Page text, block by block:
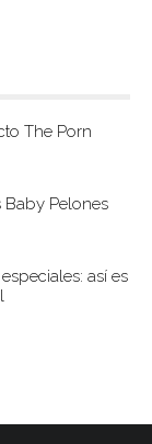
The Porn
Baby Pelones
así es